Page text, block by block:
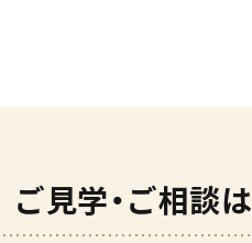
ご見学・ご相談は